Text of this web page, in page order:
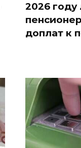
2026
доплат к